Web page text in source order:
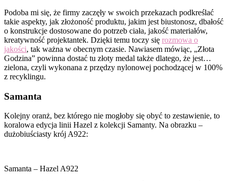
Podoba mi się, że firmy zaczęły w swoich przekazach podkreślać
takie aspekty, jak złożoność produktu, jakim jest biustonosz, dbałość
o konstrukcje dostosowane do potrzeb ciała, jakość materiałów,
kreatywność projektantek. Dzięki temu toczy się rozmowa o
jakości, tak ważna w obecnym czasie. Nawiasem mówiąc, „Złota
Godzina” powinna dostać tu złoty medal także dlatego, że jest…
zielona, czyli wykonana z przędzy nylonowej pochodzącej w 100%
z recyklingu.
Samanta
Kolejny oranż, bez którego nie mogłoby się obyć to zestawienie, to
koralowa edycja linii Hazel z kolekcji Samanty. Na obrazku –
dużobiuściasty krój A922:
Samanta – Hazel A922